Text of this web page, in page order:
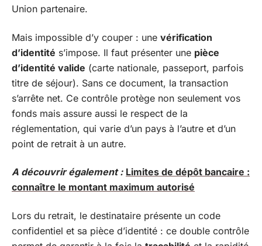
Union partenaire.
Mais impossible d’y couper : une vérification
d’identité s’impose. Il faut présenter une pièce
d’identité valide (carte nationale, passeport, parfois
titre de séjour). Sans ce document, la transaction
s’arrête net. Ce contrôle protège non seulement vos
fonds mais assure aussi le respect de la
réglementation, qui varie d’un pays à l’autre et d’un
point de retrait à un autre.
A découvrir également : Limites de dépôt bancaire :
connaître le montant maximum autorisé
Lors du retrait, le destinataire présente un code
confidentiel et sa pièce d’identité : ce double contrôle